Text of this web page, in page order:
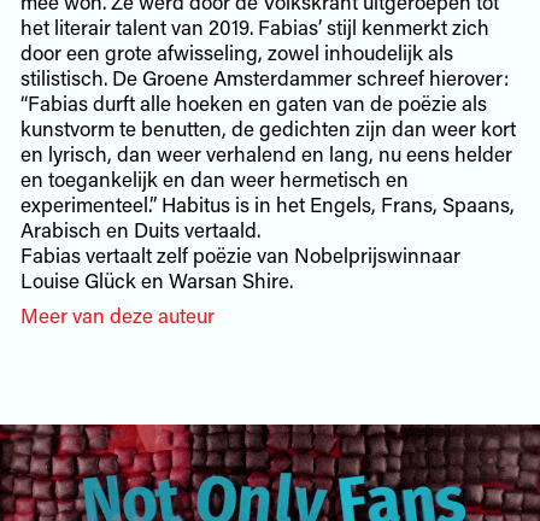
het literair talent van 2019. Fabias’ stijl kenmerkt zich
door een grote afwisseling, zowel inhoudelijk als
stilistisch. De Groene Amsterdammer schreef hierover:
“Fabias durft alle hoeken en gaten van de poëzie als
kunstvorm te benutten, de gedichten zijn dan weer kort
en lyrisch, dan weer verhalend en lang, nu eens helder
en toegankelijk en dan weer hermetisch en
experimenteel.” Habitus is in het Engels, Frans, Spaans,
Arabisch en Duits vertaald.
Fabias vertaalt zelf poëzie van Nobelprijswinnaar
Louise Glück en Warsan Shire.
Meer van deze auteur